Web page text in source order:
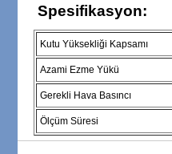
Spesifikasyon:
Kutu Yüksekliği Kapsamı
Azami Ezme Yükü
Gerekli Hava Basıncı
Ölçüm Süresi